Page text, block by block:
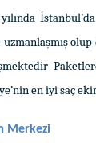
en iyi saç
Merkezi